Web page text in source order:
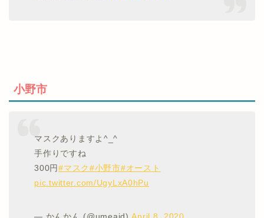
小野市
マスクありますよ^_^
手作りですね
300円#マスク#小野市#オースト
pic.twitter.com/UgyLxA0hPu